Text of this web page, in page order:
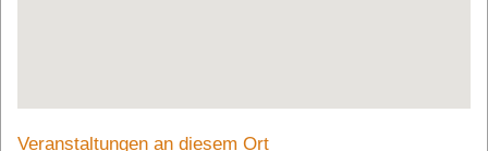
Veranstaltungen an diesem Ort